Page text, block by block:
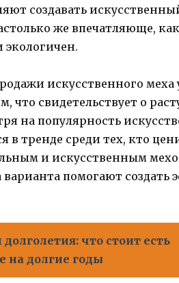
создавать
же впечатляюще,
экологичен.
искусственного
что свидетельствует о
на популярность
в тренде среди тех, кто
и искусственным
помогают создать
что стоит есть
на долгие годы